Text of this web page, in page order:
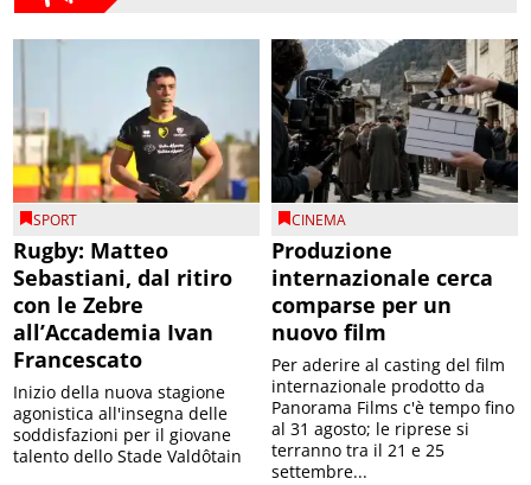
SPORT
Rugby: Matteo
Sebastiani, dal ritiro
con le Zebre
all’Accademia Ivan
Francescato
Inizio della nuova stagione
agonistica all'insegna delle
soddisfazioni per il giovane
talento dello Stade Valdôtain
CINEMA
Produzione
internazionale cerca
comparse per un
nuovo film
Per aderire al casting del film
internazionale prodotto da
Panorama Films c'è tempo fino
al 31 agosto; le riprese si
terranno tra il 21 e 25
settembre...